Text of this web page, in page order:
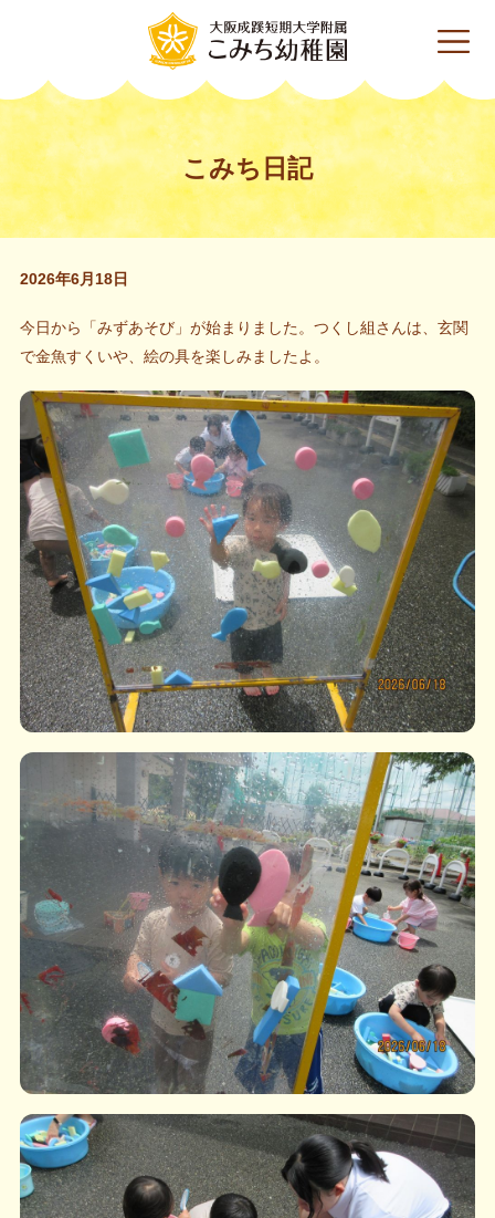
こみち日記
2026年6月18日
今日から「みずあそび」が始まりました。つくし組さんは、玄関
で金魚すくいや、絵の具を楽しみましたよ。